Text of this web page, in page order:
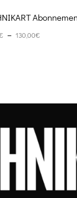
– 130,00€